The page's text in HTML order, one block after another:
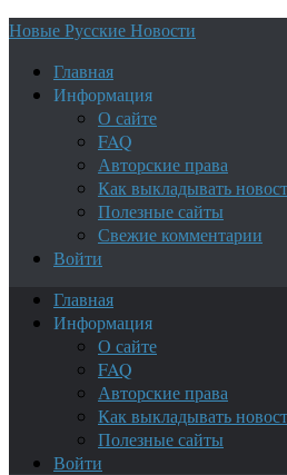
Новые Русские Новости
Главная
Информация
О сайте
FAQ
Авторские права
Как выкладывать
Полезные сайты
Свежие комментарии
Войти
Главная
Информация
О сайте
FAQ
Авторские права
Как выкладывать
Полезные сайты
Войти